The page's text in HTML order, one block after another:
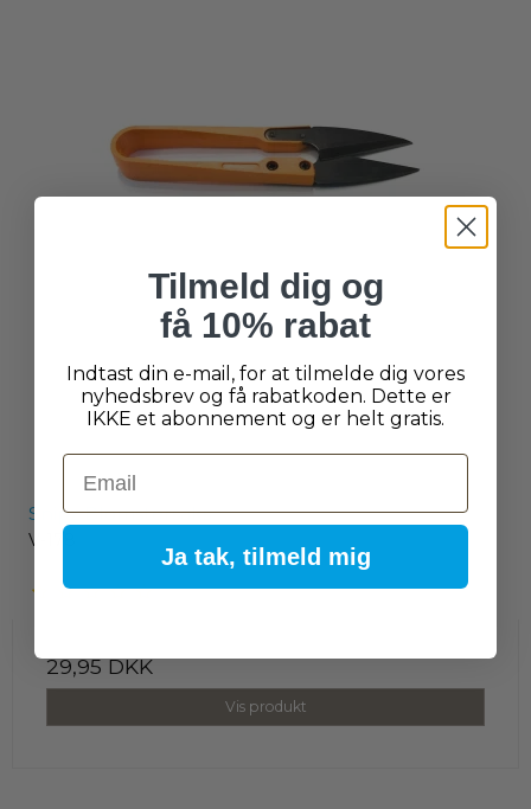
Snipz Blomstersaks
V-178
29,95 DKK
Vis produkt
Tilmeld dig og
få 10% rabat
Indtast din e-mail, for at tilmelde dig vores
nyhedsbrev og få rabatkoden. Dette er
IKKE et abonnement og er helt gratis.
Email
Ja tak, tilmeld mig